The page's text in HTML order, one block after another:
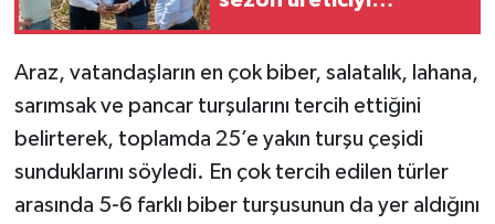
Araz, vatandaşların en çok biber, salatalık, lahana,
sarımsak ve pancar turşularını tercih ettiğini
belirterek, toplamda 25’e yakın turşu çeşidi
sunduklarını söyledi. En çok tercih edilen türler
arasında 5-6 farklı biber turşusunun da yer aldığını